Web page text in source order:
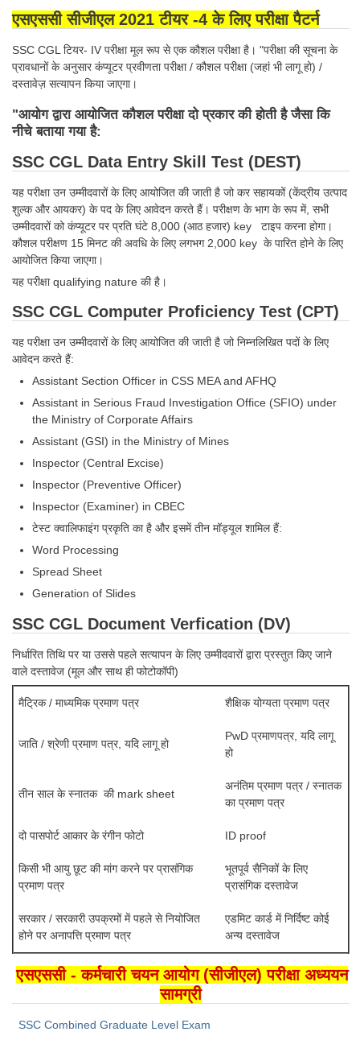
एसएससी सीजीएल 2021 टीयर -4 के लिए परीक्षा पैटर्न
SSC CGL टियर- IV परीक्षा मूल रूप से एक कौशल परीक्षा है। "परीक्षा की सूचना के
प्रावधानों के अनुसार कंप्यूटर प्रवीणता परीक्षा / कौशल परीक्षा (जहां भी लागू हो) /
दस्तावेज़ सत्यापन किया जाएगा।
"आयोग द्वारा आयोजित कौशल परीक्षा दो प्रकार की होती है जैसा कि
नीचे बताया गया है:
SSC CGL Data Entry Skill Test (DEST)
यह परीक्षा उन उम्मीदवारों के लिए आयोजित की जाती है जो कर सहायकों (केंद्रीय उत्पाद
शुल्क और आयकर) के पद के लिए आवेदन करते हैं। परीक्षण के भाग के रूप में, सभी
उम्मीदवारों को कंप्यूटर पर प्रति घंटे 8,000 (आठ हजार) key टाइप करना होगा।
कौशल परीक्षण 15 मिनट की अवधि के लिए लगभग 2,000 key के पारित होने के लिए
आयोजित किया जाएगा।
यह परीक्षा qualifying nature की है।
SSC CGL Computer Proficiency Test (CPT)
यह परीक्षा उन उम्मीदवारों के लिए आयोजित की जाती है जो निम्नलिखित पदों के लिए
आवेदन करते हैं:
Assistant Section Officer in CSS MEA and AFHQ
Assistant in Serious Fraud Investigation Office (SFIO) under
the Ministry of Corporate Affairs
Assistant (GSI) in the Ministry of Mines
Inspector (Central Excise)
Inspector (Preventive Officer)
Inspector (Examiner) in CBEC
टेस्ट क्वालिफाइंग प्रकृति का है और इसमें तीन मॉड्यूल शामिल हैं:
Word Processing
Spread Sheet
Generation of Slides
SSC CGL Document Verfication (DV)
निर्धारित तिथि पर या उससे पहले सत्यापन के लिए उम्मीदवारों द्वारा प्रस्तुत किए जाने
वाले दस्तावेज (मूल और साथ ही फोटोकॉपी)
मैट्रिक / माध्यमिक प्रमाण पत्र शैक्षिक योग्यता प्रमाण पत्र
जाति / श्रेणी प्रमाण पत्र, यदि लागू हो
PwD प्रमाणपत्र, यदि लागू
हो
तीन साल के स्नातक की mark sheet
अनंतिम प्रमाण पत्र / स्नातक
का प्रमाण पत्र
दो पासपोर्ट आकार के रंगीन फोटो ID proof
किसी भी आयु छूट की मांग करने पर प्रासंगिक
प्रमाण पत्र
भूतपूर्व सैनिकों के लिए
प्रासंगिक दस्तावेज
सरकार / सरकारी उपक्रमों में पहले से नियोजित
होने पर अनापत्ति प्रमाण पत्र
एडमिट कार्ड में निर्दिष्ट कोई
अन्य दस्तावेज
एसएससी - कर्मचारी चयन आयोग (सीजीएल) परीक्षा ​​अध्ययन
सामग्री
SSC Combined Graduate Level Exam